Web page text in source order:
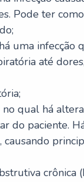
Pode ter
uma infecção
até
qual há
do paciente.
causando
crônica